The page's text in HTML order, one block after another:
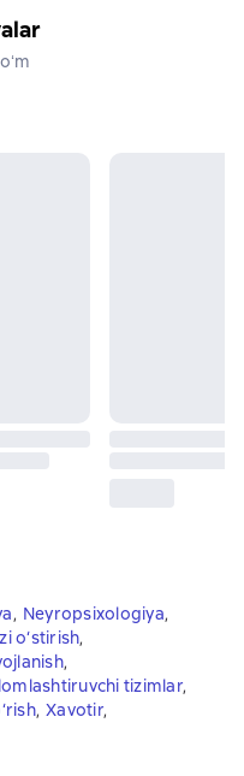
, Neyropsixologiya,
o‘stirish,
,
tizimlar,
, Xavotir,